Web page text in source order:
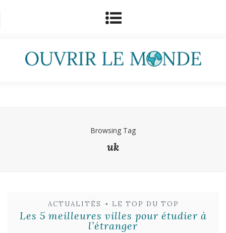
Browsing Tag
uk
ACTUALITÉS • LE TOP DU TOP
Les 5 meilleures villes pour étudier à
l’étranger